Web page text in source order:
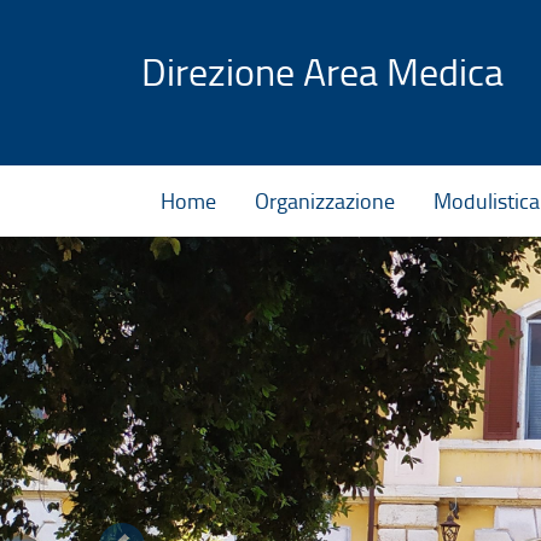
Direzione Area Medica
Home Organizzazione Modulistica